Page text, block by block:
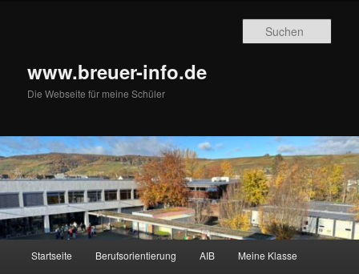
www.breuer-info.de
Die Webseite für meine Schüler
Startseite Berufsorientierung AIB Meine Klasse